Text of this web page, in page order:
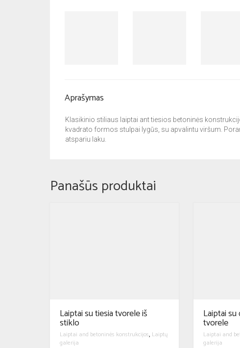
Aprašymas
Klasikinio stiliaus laiptai ant tiesios betoninės
kvadrato formos stulpai lygūs, su apvalintu viršum.
atspariu laku.
Panašūs produktai
Laiptai su tiesia tvorele iš
stiklo
Laiptai and betoninės konstrukcijos, Laiptų
galerija
Laiptai
tvorele
Laiptai and
galerija